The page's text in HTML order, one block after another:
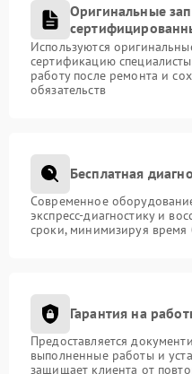
Оригинальные
Используются
сертификацию
работу после ремонта и
обязательств
Бесплатная
Современное
экспресс-диагностику и
сроки, минимизируя время
Гарантия на
Предоставляется
выполненные работы и
защищает клиента от